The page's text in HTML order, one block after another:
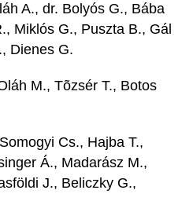
A., dr. Bolyós G., Bába
Miklós G., Puszta B., Gál
Dienes G.
M., Tõzsér T., Botos
Somogyi Cs., Hajba T.,
Á., Madarász M.,
J., Beliczky G.,